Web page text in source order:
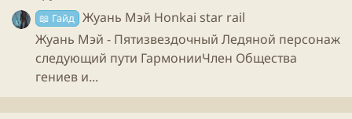
пассивный навык.
Артефакты:
4 позолоченных снов
📖 Гайд Жуань Мэй Honkai star rail
Жуань Мэй - Пятизвездочный Ледяной персонаж
следующий пути ГармонииЧлен Общества
гениев и...